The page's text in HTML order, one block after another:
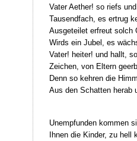
Vater Aether! so riefs
Tausendfach, es ertrug
Ausgeteilet erfreut solch
Wirds ein Jubel, es
Vater! heiter! und hallt,
Zeichen, von Eltern
Denn so kehren die
Aus den Schatten herab
Unempfunden kommen
Ihnen die Kinder, zu hell